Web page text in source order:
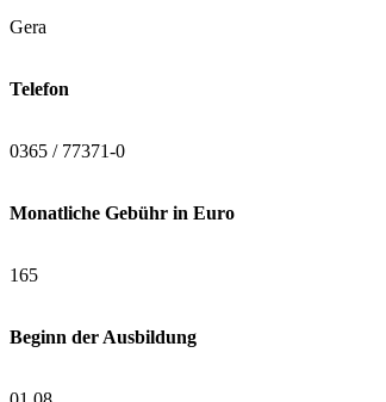
Gera
Telefon
0365 / 77371-0
Monatliche Gebühr in Euro
165
Beginn der Ausbildung